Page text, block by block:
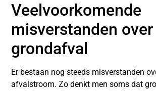
Veelvoorkomende
misverstanden over
grondafval
Er bestaan nog steeds misverstanden
afvalstroom. Zo denkt men soms dat